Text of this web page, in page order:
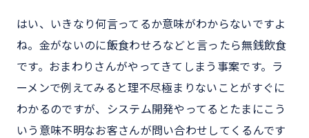
はい、いきなり何言ってるか意味がわからないですよ
ね。金がないのに飯食わせろなどと言ったら無銭飲食
です。おまわりさんがやってきてしまう事案です。ラ
ーメンで例えてみると理不尽極まりないことがすぐに
わかるのですが、システム開発やってるとたまにこう
いう意味不明なお客さんが問い合わせしてくるんです